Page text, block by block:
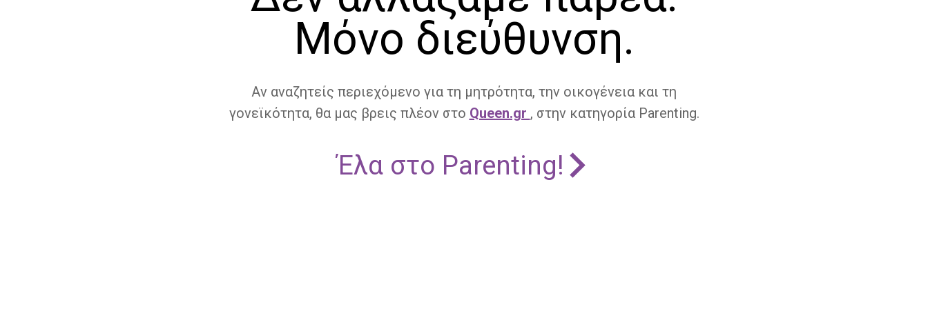
Μόνο διεύθυνση.
Αν αναζητείς περιεχόμενο για τη μητρότητα, την οικογένεια και τη
γονεϊκότητα, θα μας βρεις πλέον στο Queen.gr , στην κατηγορία Parenting.
Έλα στο Parenting!